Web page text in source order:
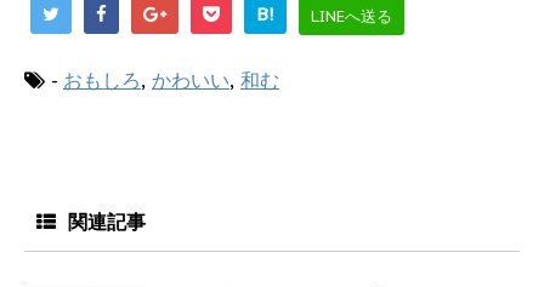
B! LINEへ送る
- おもしろ, かわいい, 和む
関連記事